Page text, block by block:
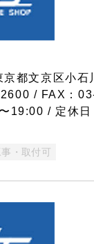
都文京区小石
/ FAX：
19:00 / 定休日
事・取付可